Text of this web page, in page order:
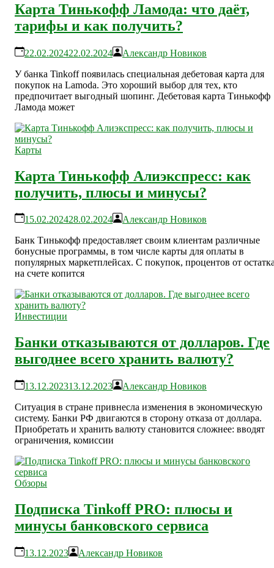
Карта Тинькофф Ламода: что даёт,
тарифы и как получить?
22.02.202422.02.2024
Александр Новиков
У банка Tinkoff появилась специальная дебетовая карта для
покупок на Lamoda. Это хороший выбор для тех, кто
предпочитает выгодный шопинг. Дебетовая карта Тинькофф
Ламода может
Карты
Карта Тинькофф Алиэкспресс: как
получить, плюсы и минусы?
15.02.202428.02.2024
Александр Новиков
Банк Тинькофф предоставляет своим клиентам различные
бонусные программы, в том числе карты для оплаты в
популярных маркетплейсах. С покупок, процентов от
на счете копится
Инвестиции
Банки отказываются от долларов. Где
выгоднее всего хранить валюту?
13.12.202313.12.2023
Александр Новиков
Ситуация в стране привнесла изменения в экономическую
систему. Банки РФ двигаются в сторону отказа от доллара.
Приобретать и хранить валюту становится сложнее: вводят
ограничения, комиссии
Обзоры
Подписка Tinkoff PRO: плюсы и
минусы банковского сервиса
13.12.2023
Александр Новиков